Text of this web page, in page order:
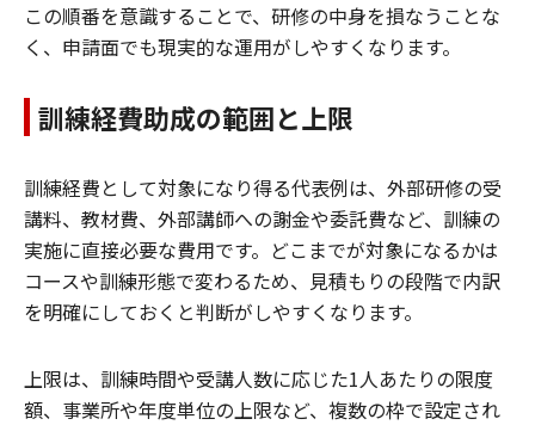
この順番を意識することで、研修の中身を損なうことな
く、申請面でも現実的な運用がしやすくなります。
訓練経費助成の範囲と上限
訓練経費として対象になり得る代表例は、外部研修の受
講料、教材費、外部講師への謝金や委託費など、訓練の
実施に直接必要な費用です。どこまでが対象になるかは
コースや訓練形態で変わるため、見積もりの段階で内訳
を明確にしておくと判断がしやすくなります。
上限は、訓練時間や受講人数に応じた1人あたりの限度
額、事業所や年度単位の上限など、複数の枠で設定され